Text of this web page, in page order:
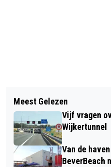
MILITARIA/
OORLOGSMUSEUM
COLUMN VAN DE DAG / NA
VERSTANDIG, EET
'SPORT MET
BUURT'!
Meest Gelezen
Vijf vragen
Wijkertunnel
Van de
BeverBeach